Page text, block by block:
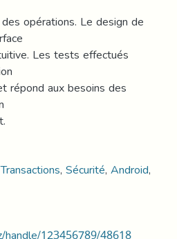
opérations. Le design de
Les tests effectués
répond aux besoins des
Transactions,Sécurité,Android,